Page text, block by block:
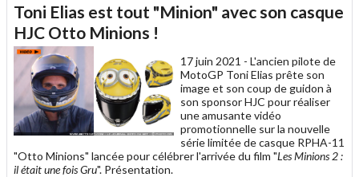
un
ami
Toni Elias est tout "Minion" avec son casque
HJC Otto Minions !
17 juin 2021 - L'ancien pilote de
MotoGP Toni Elias prête son
image et son coup de guidon à
son sponsor HJC pour réaliser
une amusante vidéo
promotionnelle sur la nouvelle
série limitée de casque RPHA-11
"Otto Minions" lancée pour célébrer l'arrivée du film "Les Minions 2 :
il était une fois Gru". Présentation.